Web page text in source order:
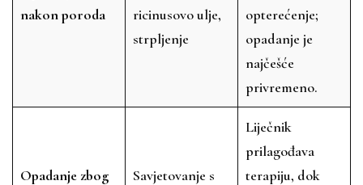
nakon poroda
ricinusovo ulje,
strpljenje
opterećenje;
opadanje je
najčešće
privremeno.
Opadanje zbog
Savjetovanje s
Liječnik
prilagođava
terapiju, dok